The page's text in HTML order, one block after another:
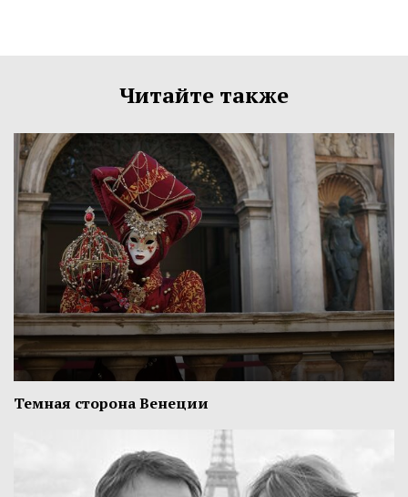
Читайте также
Темная сторона Венеции